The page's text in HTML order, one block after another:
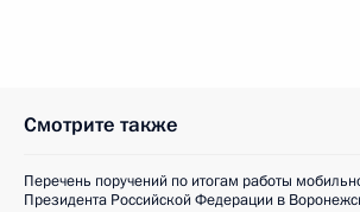
Смотрите также
Перечень поручений по итогам работы
Президента Российской Федерации в